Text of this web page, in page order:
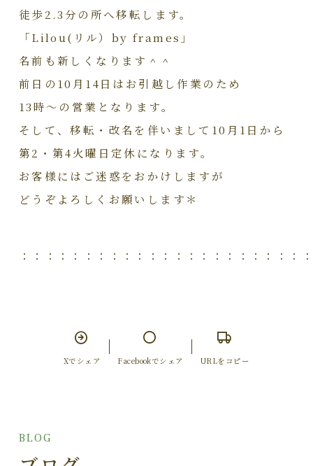
徒歩2.3分の所へ移転します。
「Lilou(リル）by frames」
名前も新しくなります＾＾
前日の10月14日はお引越し作業のため
13時～の営業となります。
そして、移転・改名を伴いまして10月1日から
第2・第4火曜日定休になります。
お客様にはご迷惑をおかけしますが
どうぞよろしくお願いします＊
：：：：：：：：：：：：：：：：：：：：：：
Xでシェア Facebookでシェア URLをコピー
BLOG